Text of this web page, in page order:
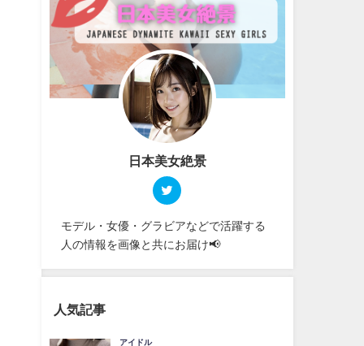
日本美女絶景
モデル・女優・グラビアなどで活躍する
人の情報を画像と共にお届け📢
人気記事